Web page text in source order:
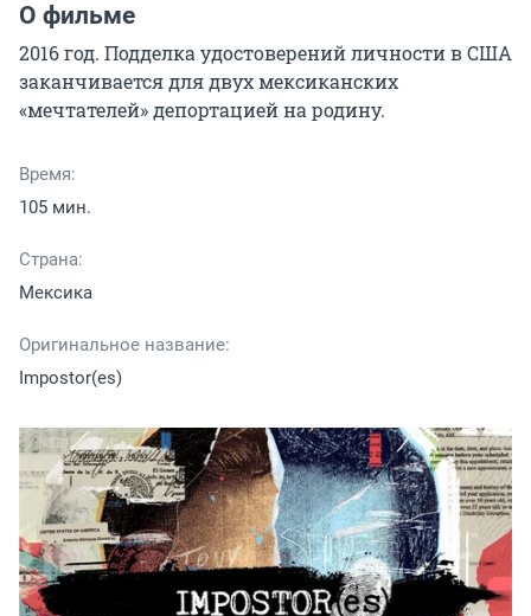
О фильме
2016 год. Подделка удостоверений личности в США
заканчивается для двух мексиканских
«мечтателей» депортацией на родину.
Время:
105 мин.
Страна:
Мексика
Оригинальное название:
Impostor(es)